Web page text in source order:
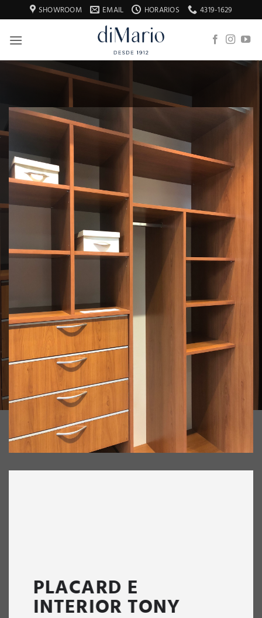
al
contenido
SHOWROOM EMAIL HORARIOS 4319-1629
PLACARD E
INTERIOR TONY